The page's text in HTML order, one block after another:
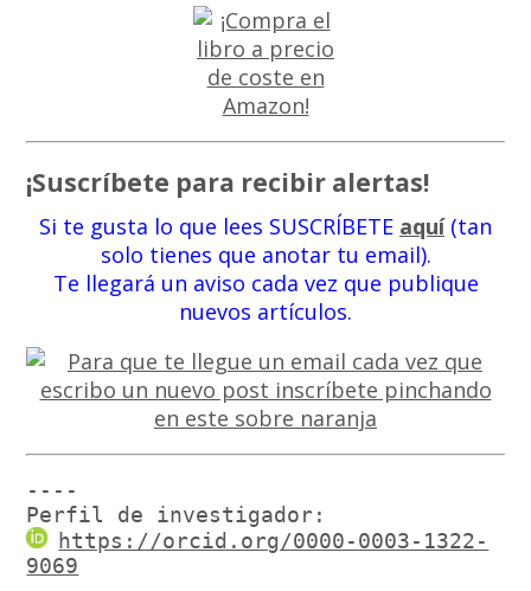
¡Suscríbete para recibir alertas!
Si te gusta lo que lees SUSCRÍBETE aquí(tan
solo tienes que anotar tu email).
Te llegará un aviso cada vez que publique
nuevos artículos.
----
Perfil de investigador:
https://orcid.org/0000-0003-1322-
9069